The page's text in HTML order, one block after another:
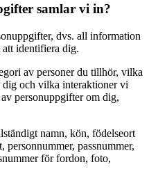
samlar vi in?
dvs. all information
identifiera dig.
av personer du tillhör, vilka
och vilka interaktioner vi
personuppgifter om dig,
namn, kön, födelseort
personnummer, passnummer,
för fordon, foto,